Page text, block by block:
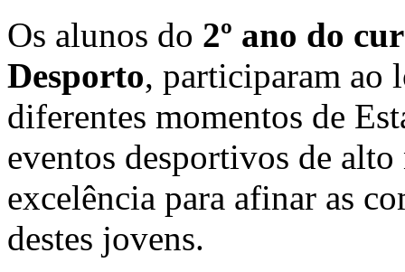
Os alunos do 2º ano do
Desporto, participaram ao
diferentes momentos de
eventos desportivos de
excelência para afinar as
destes jovens.